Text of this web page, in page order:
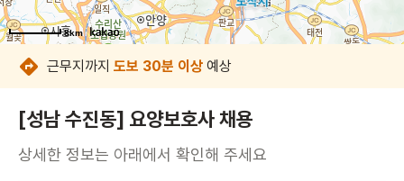
8km
8km
8km
8km
8km
8km
8km
8km
근무지까지 도보 30분 이상 예상
[성남 수진동] 요양보호사 채용
상세한 정보는 아래에서 확인해 주세요